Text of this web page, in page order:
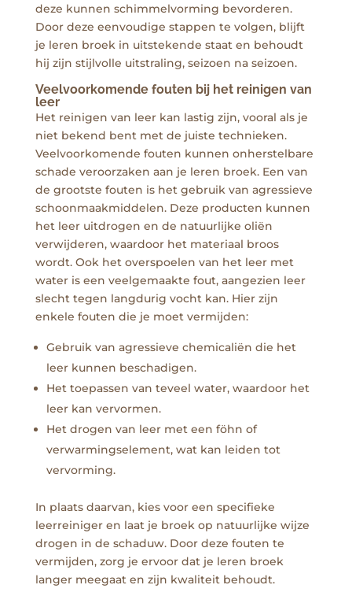
deze kunnen schimmelvorming bevorderen.
Door deze eenvoudige stappen te volgen, blijft
je leren broek in uitstekende staat en behoudt
hij zijn stijlvolle uitstraling, seizoen na seizoen.
Veelvoorkomende fouten bij het reinigen van
leer
Het reinigen van leer kan lastig zijn, vooral als je
niet bekend bent met de juiste technieken.
Veelvoorkomende fouten kunnen onherstelbare
schade veroorzaken aan je leren broek. Een van
de grootste fouten is het gebruik van agressieve
schoonmaakmiddelen. Deze producten kunnen
het leer uitdrogen en de natuurlijke oliën
verwijderen, waardoor het materiaal broos
wordt. Ook het overspoelen van het leer met
water is een veelgemaakte fout, aangezien leer
slecht tegen langdurig vocht kan. Hier zijn
enkele fouten die je moet vermijden:
Gebruik van agressieve chemicaliën die het
leer kunnen beschadigen.
Het toepassen van teveel water, waardoor het
leer kan vervormen.
Het drogen van leer met een föhn of
verwarmingselement, wat kan leiden tot
vervorming.
In plaats daarvan, kies voor een specifieke
leerreiniger en laat je broek op natuurlijke wijze
drogen in de schaduw. Door deze fouten te
vermijden, zorg je ervoor dat je leren broek
langer meegaat en zijn kwaliteit behoudt.